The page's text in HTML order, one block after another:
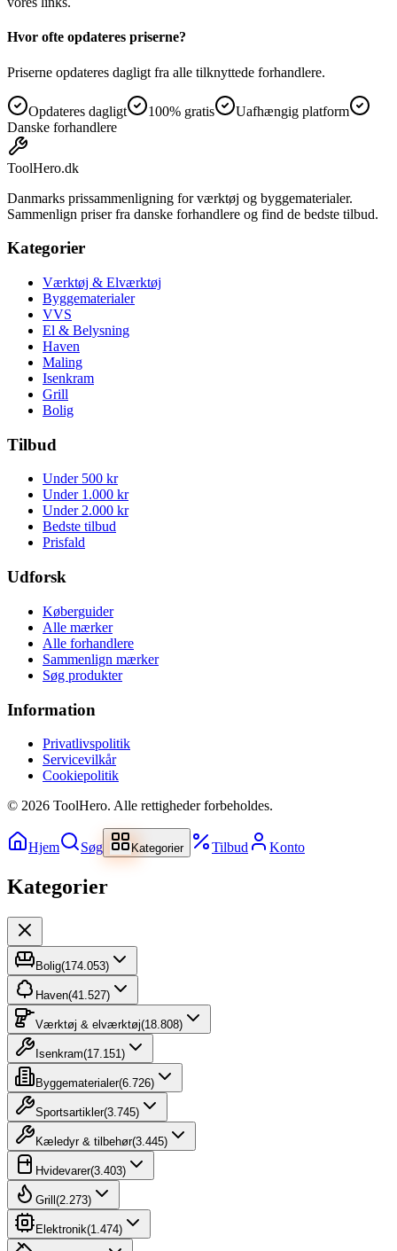
Hvor ofte opdateres priserne?
Priserne opdateres dagligt fra alle tilknyttede forhandlere.
Opdateres dagligt 100% gratis
Uafhængig platform
Danske forhandlere
ToolHero.dk
Danmarks prissammenligning for værktøj og byggematerialer.
Sammenlign priser fra danske forhandlere og find de bedste tilbud.
Kategorier
Værktøj & Elværktøj
Byggematerialer
VVS
El & Belysning
Haven
Maling
Isenkram
Grill
Bolig
Tilbud
Under 500 kr
Under 1.000 kr
Under 2.000 kr
Bedste tilbud
Prisfald
Udforsk
Køberguider
Alle mærker
Alle forhandlere
Sammenlign mærker
Søg produkter
Information
Privatlivspolitik
Servicevilkår
Cookiepolitik
© 2026 ToolHero. Alle rettigheder forbeholdes.
Hjem Søg Kategorier Tilbud Konto
Kategorier
Bolig(174.053)
Haven(41.527)
Værktøj & elværktøj(18.808)
Isenkram(17.151)
Byggematerialer(6.726)
Sportsartikler(3.745)
Kæledyr & tilbehør(3.445)
Hvidevarer(3.403)
Grill (2.273)
Elektronik(1.474)